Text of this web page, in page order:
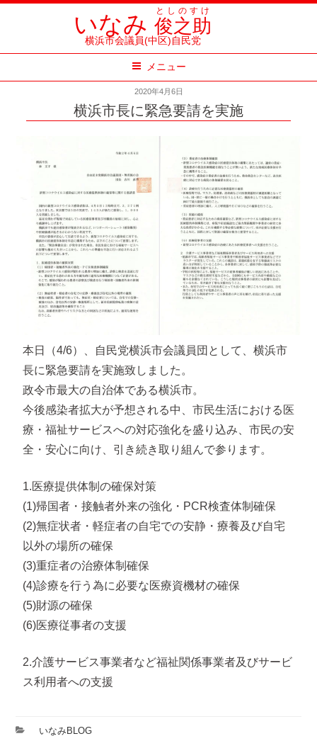
いなみ俊之助
としのすけ
横浜市会議員(中区)自民党
メニュー
2020年4月6日
横浜市長に緊急要請を実施
本日（4/6）、自民党横浜市会議員団として、横浜市
長に緊急要請を実施致しました。
政令市最大の自治体である横浜市。
今後感染者拡大が予想される中、市民生活における医
療・福祉サービスへの対応強化を盛り込み、市民の安
全・安心に向け、引き続き取り組んで参ります。
1.医療提供体制の確保対策
(1)帰国者・接触者外来の強化・PCR検査体制確保
(2)無症状者・軽症者の自宅での安静・療養及び自宅
以外の場所の確保
(3)重症者の治療体制確保
(4)診療を行う為に必要な医療資機材の確保
(5)財源の確保
(6)医療従事者の支援
2.介護サービス事業者など福祉関係事業者及びサービ
ス利用者への支援
カ
いなみBLOG